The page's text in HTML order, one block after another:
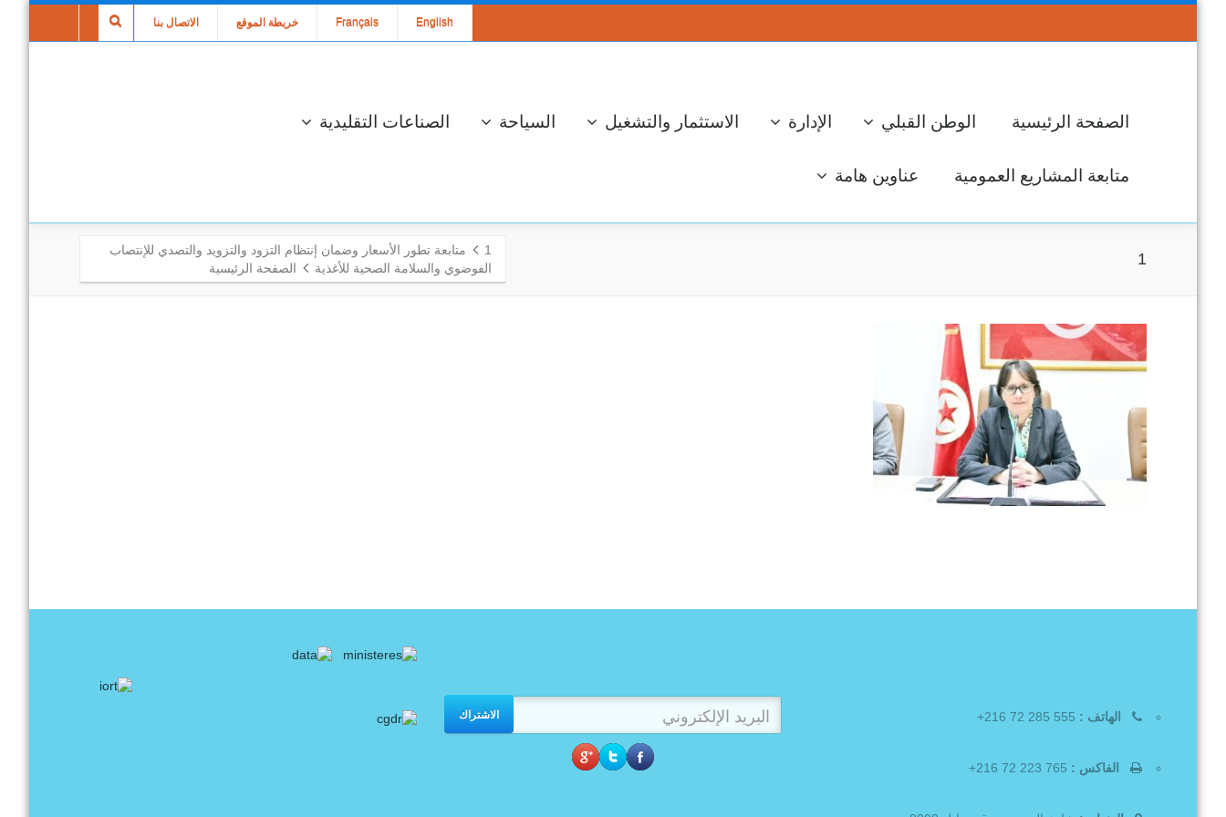
الاتصال بنا خريطة الموقع Français English
الصفحة الرئيسية الوطن القبلي الإدارة الاستثمار والتشغيل السياحة الصناعات التقليدية
متابعة المشاريع العمومية عناوين هامة
1
1
متابعة تطور الأسعار وضمان إنتظام التزود والتزويد والتصدي للإنتصاب
الفوضوي والسلامة الصحية للأغذية
الصفحة الرئيسية
الاشتراك الهاتف :
الفاكس :